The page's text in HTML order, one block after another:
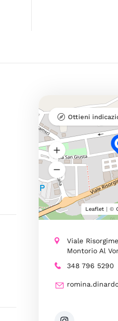
Leaflet| ©
Ottieni
Viale
Montorio Al
348 796 5290